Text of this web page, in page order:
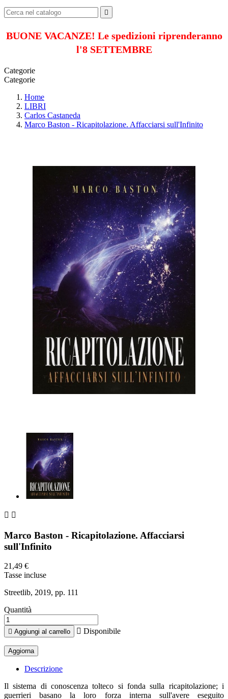

BUONE VACANZE! Le spedizioni riprenderanno
l'8 SETTEMBRE
Categorie
Categorie
Home
LIBRI
Carlos Castaneda
Marco Baston - Ricapitolazione. Affacciarsi sull'Infinito
 
Marco Baston - Ricapitolazione. Affacciarsi
sull'Infinito
21,49 €
Tasse incluse
Streetlib, 2019, pp. 111
Quantità
 Aggiungi al carrello  Disponibile
Descrizione
Il sistema di conoscenza tolteco si fonda sulla ricapitolazione; i
guerrieri basano la loro forza interna sull'avere eseguito